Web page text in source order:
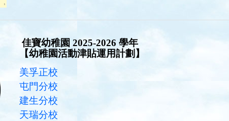
佳寶幼稚園 2025-2026 學年
【幼稚園活動津貼運用計劃】
美孚正校
屯門分校
建生分校
天瑞分校